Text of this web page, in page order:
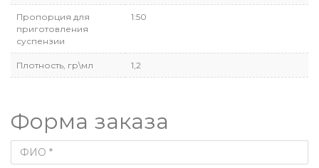
Пропорция для
приготовления
суспензии
1:50
Плотность, гр\мл 1,2
Форма заказа